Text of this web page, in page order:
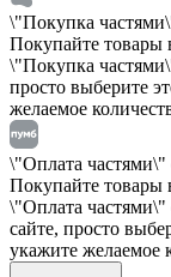
\"Покупка
Покупайте товары
\"Покупка
просто выберите
желаемое
\"Оплата
Покупайте товары
\"Оплата
сайте, просто
укажите желаемое